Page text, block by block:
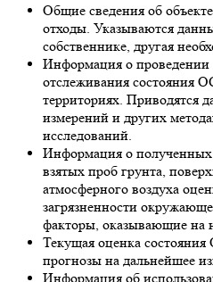
Общие сведения об
отходы. Указываются
собственнике, другая
Информация о проведении
отслеживания состояния
территориях. Приводятся
измерений и других
исследований.
Информация о полученных
взятых проб грунта,
атмосферного воздуха
загрязненности
факторы, оказывающие на
Текущая оценка
прогнозы на дальнейшее
Информация об